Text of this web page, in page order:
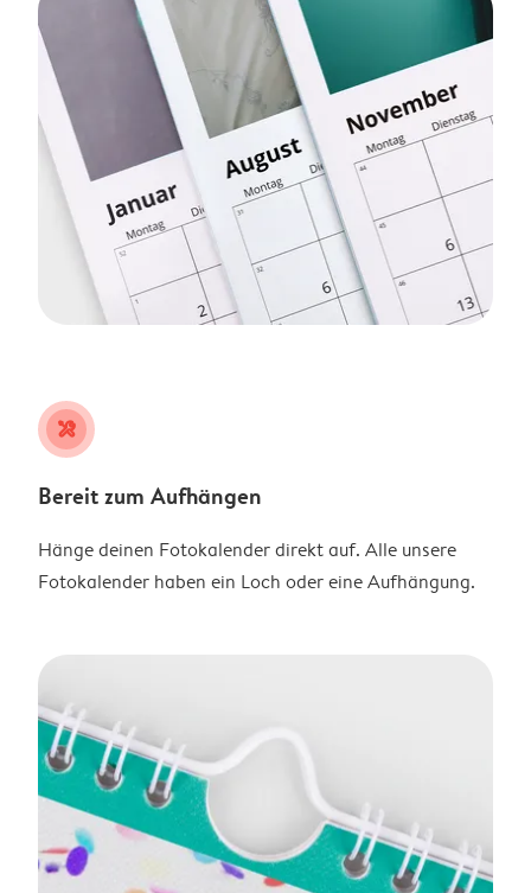
tools
Bereit zum Aufhängen
Hänge deinen Fotokalender direkt auf. Alle unsere
Fotokalender haben ein Loch oder eine Aufhängung.